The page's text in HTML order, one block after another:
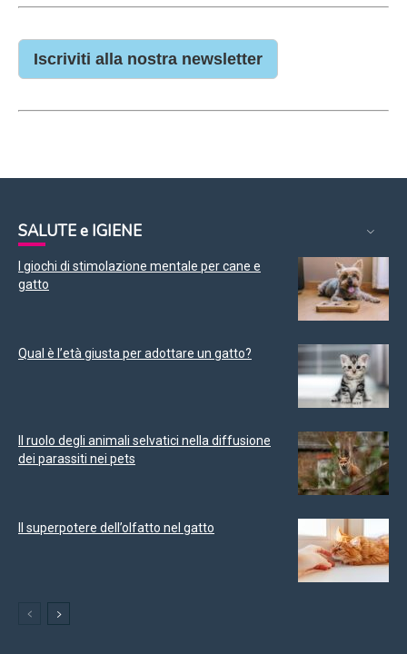
Iscriviti alla nostra newsletter
SALUTE e IGIENE
I giochi di stimolazione mentale per cane e
gatto
Qual è l’età giusta per adottare un gatto?
Il ruolo degli animali selvatici nella diffusione
dei parassiti nei pets
Il superpotere dell’olfatto nel gatto